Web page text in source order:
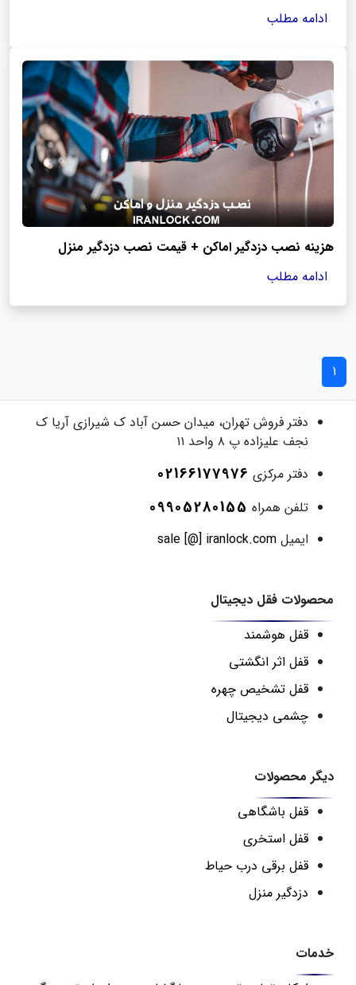
ادامه مطلب
هزینه نصب دزدگیر اماکن + قیمت نصب دزدگیر منزل
ادامه مطلب
1
دفتر فروش تهران، میدان حسن آباد ک شیرازی آریا ک
نجف علیزاده پ ۸ واحد ۱۱
دفتر مرکزی 02166177976
تلفن همراه 09905280155
ایمیل sale [@] iranlock.com
محصولات فقل دیجیتال
قفل هوشمند
قفل اثر انگشتی
قفل تشخیص چهره
چشمی دیجیتال
دیگر محصولات
قفل باشگاهی
قفل استخری
قفل برقی درب حیاط
دزدگیر منزل
خدمات